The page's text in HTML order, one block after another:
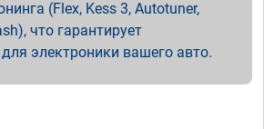
(Flex, Kess 3, Autotuner,
что гарантирует
электроники вашего авто.